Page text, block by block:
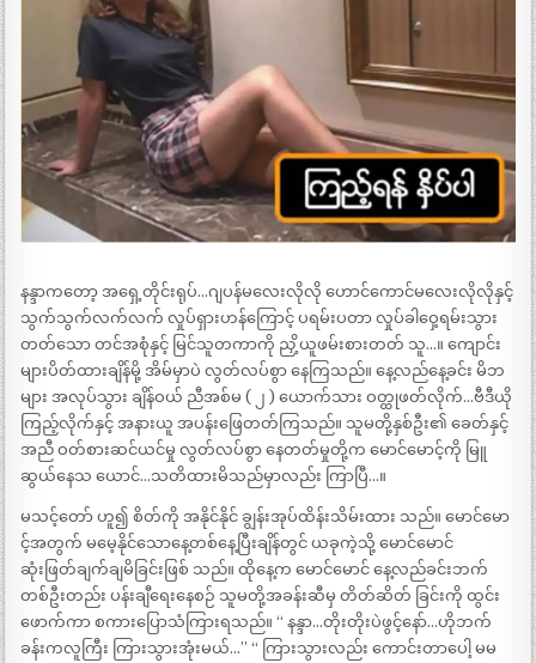
နန္ဒာကတော့ အရှေ့တိုင်းရုပ်…ဂျပန်မလေးလိုလို ဟောင်ကောင်မလေးလိုလိုနှင့်
သွက်သွက်လက်လက် လှုပ်ရှားဟန်ကြောင့် ပရမ်းပတာ လှုပ်ခါဝှေ့ရမ်းသွား
တတ်သော တင်အစုံနှင့် မြင်သူတကာကို ညှိ့ယူဖမ်းစားတတ် သူ…။ ကျောင်း
များပိတ်ထားချိန်မို့ အိမ်မှာပဲ လွတ်လပ်စွာ နေကြသည်။ နေ့လည်နေ့ခင်း မိဘ
များ အလုပ်သွား ချိန်ဝယ် ညီအစ်မ ( ၂ ) ယောက်သား ဝတ္ထုဖတ်လိုက်…ဗီဒီယို
ကြည့်လိုက်နှင့် အနားယူ အပန်းဖြေတတ်ကြသည်။ သူမတို့နှစ်ဦး၏ ခေတ်နှင့်
အညီ ဝတ်စားဆင်ယင်မှု လွတ်လပ်စွာ နေတတ်မှုတို့က မောင်မောင့်ကို မြူ
ဆွယ်နေသ ယောင်…သတိထားမိသည်မှာလည်း ကြာပြီ…။
မသင့်တော် ဟူ၍ စိတ်ကို အနိုင်နိုင် ချွန်းအုပ်ထိန်းသိမ်းထား သည်။ မောင်မော
င့်အတွက် မမေ့နိုင်သောနေ့တစ်နေ့ပြီးချိန်တွင် ယခုကဲ့သို့ မောင်မောင်
ဆုံးဖြတ်ချက်ချမိခြင်းဖြစ် သည်။ ထိုနေ့က မောင်မောင် နေ့လည်ခင်းဘက်
တစ်ဦးတည်း ပန်းချီရေးနေစဉ် သူမတို့အခန်းဆီမှ တိတ်ဆိတ် ခြင်းကို ထွင်း
ဖောက်ကာ စကားပြောသံကြားရသည်။ “ နန္ဒာ…တိုးတိုးပဲဖွင့်နော်…ဟိုဘက်
ခန်းကလူကြီး ကြားသွားအုံးမယ်…” “ ကြားသွားလည်း ကောင်းတာပေါ့ မမ